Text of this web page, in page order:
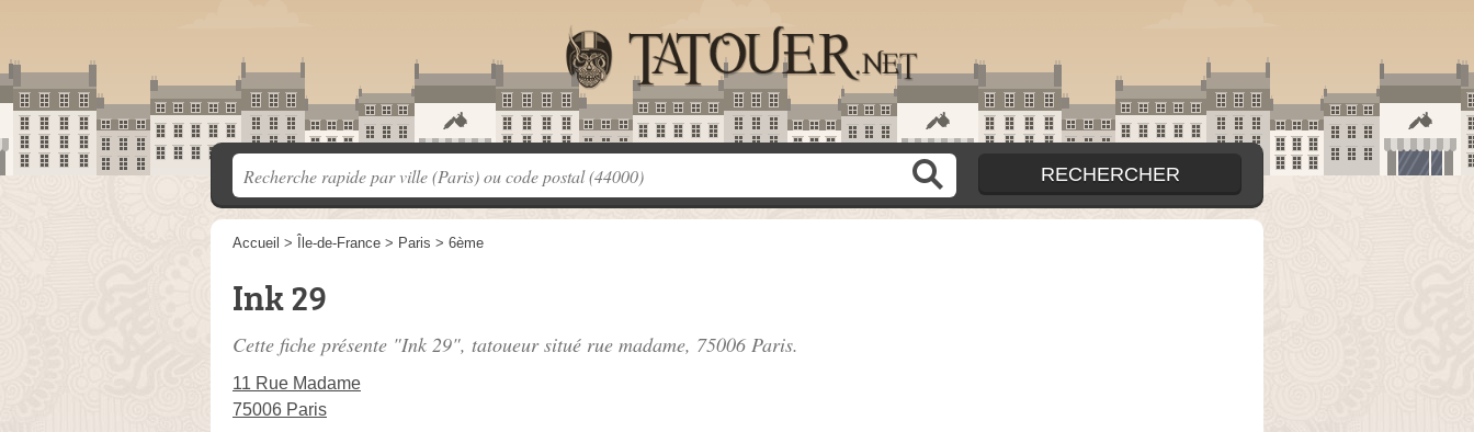
Accueil > Île-de-France > Paris > 6ème
Ink 29
Cette fiche présente "Ink 29", tatoueur situé rue madame, 75006 Paris.
11 Rue Madame
75006 Paris